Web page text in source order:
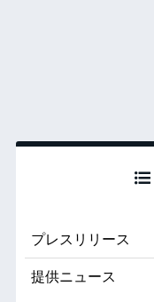
プレスリリース
提供ニュース